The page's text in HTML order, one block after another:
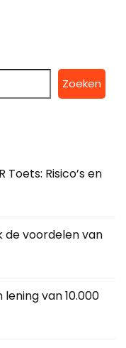
Zoeken
Toets: Risico’s en
de voordelen van
van 10.000